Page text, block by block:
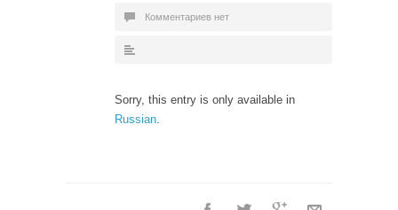
Комментариев нет
Sorry, this entry is only available in
Russian.